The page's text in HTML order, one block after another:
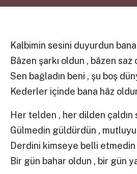
Kalbimin sesini duyurdun bana
Bâzen şarkı oldun , bâzen saz
Sen bağladın beni , şu boş
Kederler içinde bana hâz
Her telden , her dilden çaldın
Gülmedin güldürdün ,
Derdini kimseye belli etmedin
Bir gün bahar oldun , bir gün